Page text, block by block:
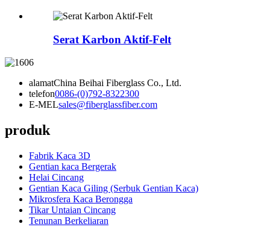
Serat Karbon Aktif-Felt
alamatChina Beihai Fiberglass Co., Ltd.
telefon0086-(0)792-8322300
E-MELsales@fiberglassfiber.com
produk
Fabrik Kaca 3D
Gentian kaca Bergerak
Helai Cincang
Gentian Kaca Giling (Serbuk Gentian Kaca)
Mikrosfera Kaca Berongga
Tikar Untaian Cincang
Tenunan Berkeliaran